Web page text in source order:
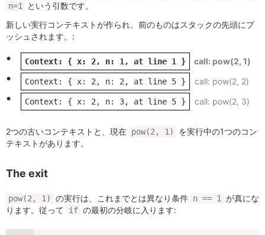
n=1
という引数です。
新しい実行コンテキストが作られ、前のものはスタックの先頭にプ
ッシュされます。:
Context: { x: 2, n: 1, at line 1 } pow(2, 1)
Context: { x: 2, n: 2, at line 5 } pow(2, 2)
Context: { x: 2, n: 3, at line 5 } pow(2, 3)
2つの古いコンテキストと、現在 pow(2, 1)
を実行中の1つのコン
テキストがあります。
The exit
pow(2, 1) の実行は、これまでとは異なり条件 n == 1 が真にな
ります。従って
if の最初の分岐に入ります: